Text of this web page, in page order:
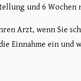
und 6 Wochen
Arzt, wenn Sie
Einnahme ein und